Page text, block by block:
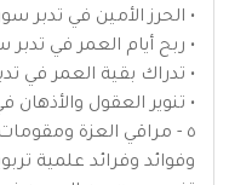
• الحرز الأمين في تدبر
• ربح أيام العمر في
• تدراك بقية العمر في
• تنوير العقول
٥ - مراقي العزة
وفوائد وفرائد علمية